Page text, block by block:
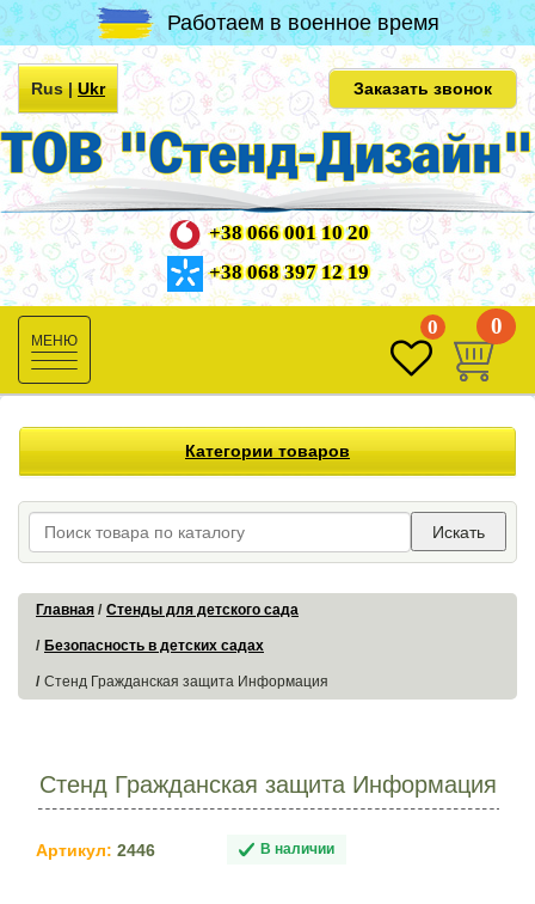
Работаем в военное время
Rus|Ukr Заказать звонок
+38 066 001 10 20
+38 068 397 12 19
Toggle
navigation
0 0
Категории товаров
Искать
Главная Стенды для детского сада
Безопасность в детских садах
Стенд Гражданская защита Информация
Стенд Гражданская защита Информация
Артикул: 2446 В наличии